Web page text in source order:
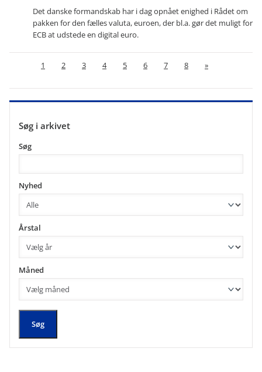
Det danske formandskab har i dag opnået enighed i Rådet om
pakken for den fælles valuta, euroen, der bl.a. gør det muligt for
ECB at udstede en digital euro.
1 2 3 4 5 6 7 8 »
Søg i arkivet
Søg
Nyhed
Årstal
Måned
Søg